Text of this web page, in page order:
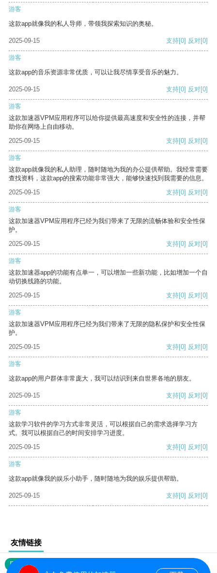
游客
这款app就像我的私人导师，带领我探索知识的奥秘。
2025-09-15 支持[0] 反对[0]
游客
这款app的音乐资源非常优质，可以让我尽情享受音乐的魅力。
2025-09-15 支持[0] 反对[0]
游客
这款加速器VPM应用程序可以给你提供最高速度和安全性的连接，并帮
助你在网络上自由移动。
2025-09-15
支持[0] 反对[0]
游客
这款app就像我的私人助理，随时随地为我的办公提供帮助。我经常需要
查找资料，这款app的搜索功能非常强大，能够快速找到我需要的信息。
2025-09-15
支持[0] 反对[0]
游客
这款加速器VPM应用程序已经为我们带来了无限的流畅体验和安全性保
护。
2025-09-15
支持[0] 反对[0]
游客
这款加速器app的功能有点单一，可以增加一些新功能，比如增加一个自
动切换线路的功能。
2025-09-15
支持[0] 反对[0]
游客
这款加速器VPM应用程序已经为我们带来了无限的隐私保护和安全性保
护。
2025-09-15
支持[0] 反对[0]
游客
这款app的用户群体非常庞大，我可以结识到来自世界各地的朋友。
2025-09-15 支持[0] 反对[0]
游客
这款学习软件的学习方式非常灵活，可以根据自己的需求选择学习方
式。我可以根据自己的时间安排学习进度。
2025-09-15
支持[0] 反对[0]
游客
这款app就像我的娱乐小助手，随时随地为我的娱乐提供帮助。
2025-09-15 支持[0] 反对[0]
友情链接
网站地图